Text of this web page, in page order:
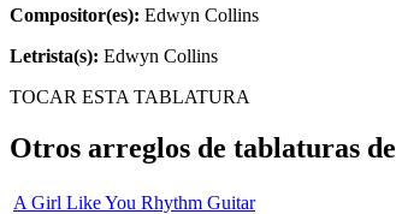
Compositor(es): Edwyn Collins
Letrista(s): Edwyn Collins
TOCAR ESTA TABLATURA
Otros arreglos de tablaturas de
A Girl Like You Rhythm Guitar